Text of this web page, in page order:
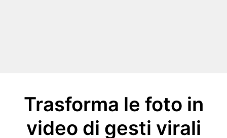
Trasforma le foto in
video di gesti virali